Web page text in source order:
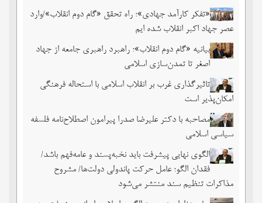
«تفکر کارآمد جهادی»؛ راه تحقق «گام دوم انقلاب»/وارد
عصر جهاد اکبر انقلاب شده ایم
بیانیه «گام دوم انقلاب»؛ راهبرد راهبری جامعه از جهاد
اصغر تا تمدن‌سازی اسلامی
تاثیرگذاری غرب بر انقلاب اسلامی با استحاله فرهنگی
امکان‌پذیر است
مصاحبه با دکتر علیرضا صدرا پیرامون اصطلاح‌نامه فلسفه
سیاسی اسلامی
الگوی نهایی پیشرفت باید نخبه‌پسند و عامه‌فهم باشد/
فقدان الگو؛ عامل حرکت پاندولی دولت‌ها/ مشروح
مذاکرات تنظیم سند منتشر می‌شود